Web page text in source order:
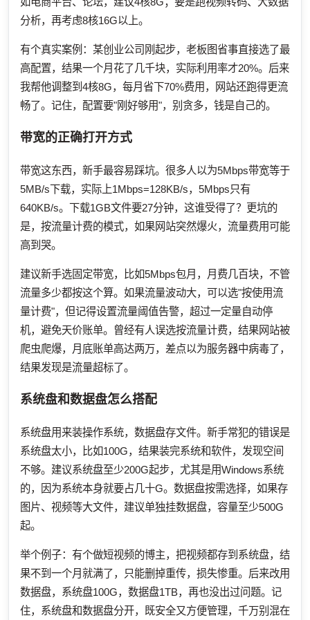
分析，再考虑8核16G以上。
有个真实案例：某创业公司刚起步，老板图省事直接选了最
高配置，结果一个月花了几千块，实际利用率才20%。后来
我帮他调整到4核8G，每月省下70%费用，网站还跑得更流
畅了。记住，配置要"刚好够用"，别贪多，钱是自己的。
带宽的正确打开方式
带宽这东西，新手最容易踩坑。很多人以为5Mbps带宽等于
5MB/s下载，实际上1Mbps=128KB/s，5Mbps只有
640KB/s。下载1GB文件要27分钟，这谁受得了？更坑的
是，按流量计费的模式，如果网站突然爆火，流量费用可能
高到哭。
建议新手选固定带宽，比如5Mbps包月，月费几百块，不管
流量多少都按这个算。如果流量波动大，可以选"按使用流
量计费"，但记得设置流量阈值告警，超过一定量自动停
机，避免天价账单。曾经有人误选按流量计费，结果网站被
爬虫爬爆，月底账单高达两万，差点以为服务器中病毒了，
结果发现是流量超标了。
系统盘和数据盘怎么搭配
系统盘用来装操作系统，数据盘存文件。新手常犯的错误是
系统盘太小，比如100G，结果装完系统和软件，发现空间
不够。建议系统盘至少200G起步，尤其是用Windows系统
的，因为系统本身就要占几十G。数据盘按需选择，如果存
图片、视频等大文件，建议单独挂数据盘，容量至少500G
起。
举个例子：有个做短视频的博主，把视频都存到系统盘，结
果不到一个月就满了，只能删掉重传，损失惨重。后来改用
数据盘，系统盘100G，数据盘1TB，再也没出过问题。记
住，系统盘和数据盘分开，既安全又方便管理，千万别混在